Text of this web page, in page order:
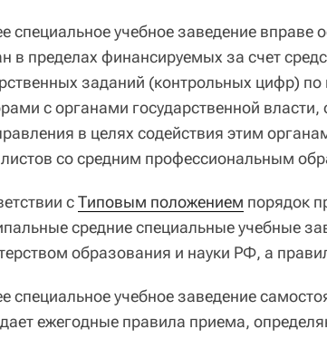
специальное учебное заведение вправе
в пределах финансируемых за счет
заданий (контрольных цифр) по
с органами государственной
в целях содействия этим
со средним профессиональным
сТиповым положением порядок
средние специальные учебные
образования и науки РФ, а
специальное учебное заведение
ежегодные правила приема,